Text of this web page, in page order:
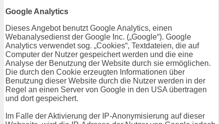
Google Analytics
Dieses Angebot benutzt Google Analytics, einen
Webanalysedienst der Google Inc. („Google“). Google
Analytics verwendet sog. „Cookies“, Textdateien, die auf
Computer der Nutzer gespeichert werden und die eine
Analyse der Benutzung der Website durch sie ermöglichen.
Die durch den Cookie erzeugten Informationen über
Benutzung dieser Website durch die Nutzer werden in der
Regel an einen Server von Google in den USA übertragen
und dort gespeichert.
Im Falle der Aktivierung der IP-Anonymisierung auf dieser